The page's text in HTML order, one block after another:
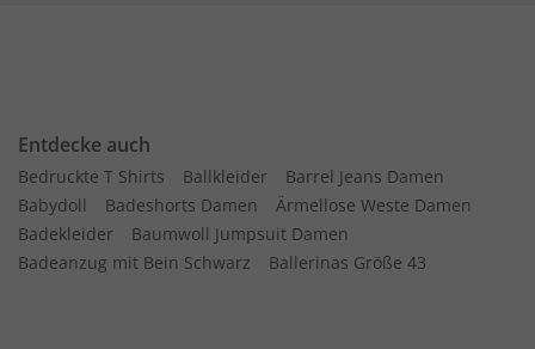
Entdecke auch
Bedruckte T Shirts Ballkleider
Barrel Jeans Damen
Babydoll
Badeshorts Damen
Ärmellose Weste Damen
Badekleider
Baumwoll Jumpsuit Damen
Badeanzug mit Bein Schwarz
Ballerinas Größe 43